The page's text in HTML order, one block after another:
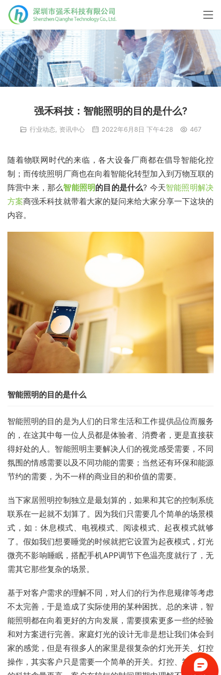
强禾科技：智能照明的目的是什么?
行业动态 资讯中心 2022年6月8日 下午4:28 467
随着物联网时代的来临，各大设备厂商都在倡导智能化控
制；而传统照明厂商也在向着智能化转型加入到万物互联的
阵营中来，那么智能照明的目的是什么? 今天智能照明解决
方案商强禾科技就带着大家的疑问来给大家分享一下这块的
内容。
智能照明的目的是什么
智能照明的目的是为人们的日常生活和工作提供品位而服务
的，在这其中每一位人员都是体验者、消费者，更是直接获
得好处的人。智能照明主要解决人们的视觉感受需要，不同
氛围的情感需要以及不同功能的需要；当然还有环保和能源
节约的需要，为不一样的商业目的和价值的需要。
当下家居照明控制独立是最划算的，如果和其它的控制系统
联系在一起就不划算了。因为我们只需要几个简单的场景模
式，如：休息模式、电视模式、阅读模式、起夜模式就够
了。假如我们想要睡觉的时候就把它设置为起夜模式，灯光
微亮不影响睡眠，搭配手机APP调节下色温亮度就行了，无
需其它那些复杂的场景。
基于对客户需求的理解不同，对人们的行为作息规律等考虑
不太完善，于是造成了实际使用的某种困扰。总的来讲，智
能照明都在向着更好的方向发展，需要摸索更多一些的经验
和对方案进行完善。家庭灯光的设计无非是想让我们体会到
家的感觉，但是有很多人的家里是很复杂的灯光开关、灯控
操作，其实客户只是需要一个简单的开关。灯控、智能开关